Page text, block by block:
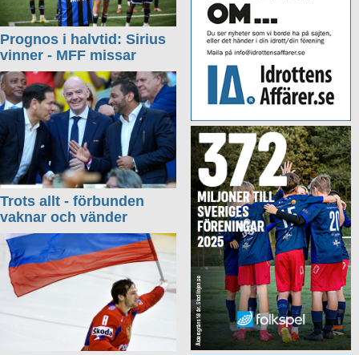
Prognos i halvtid: Sirius
vinner - MFF missar
Trots allt - förbunden
vaknar och vänder